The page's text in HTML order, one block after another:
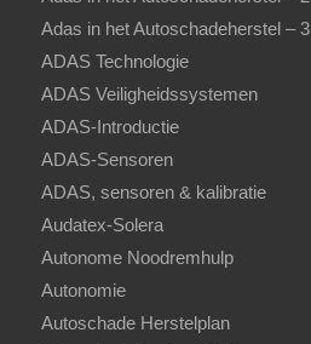
Adas in het Autoschadeherstel – 3
ADAS Technologie
ADAS Veiligheidssystemen
ADAS-Introductie
ADAS-Sensoren
ADAS, sensoren & kalibratie
Audatex-Solera
Autonome Noodremhulp
Autonomie
Autoschade Herstelplan